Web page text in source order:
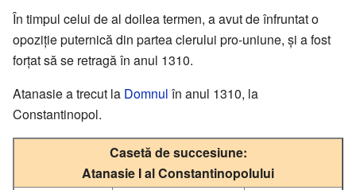
În timpul celui de al doilea termen, a avut de înfruntat o
opoziție puternică din partea clerului pro-uniune, și a fost
forțat să se retragă în anul 1310.
Atanasie a trecut la Domnul în anul 1310, la
Constantinopol.
Casetă de succesiune:
Atanasie I al Constantinopolului